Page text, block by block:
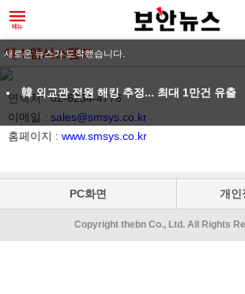
에스엠시스템즈
연락처 : 02-6254-4776
이메일 : sales@smsys.co.kr
홈페이지 : www.smsys.co.kr
PC화면 개인
Copyright thebn Co., Ltd. All Rights
새로운 뉴스가 도착했습니다.
韓 외교관 전원 해킹 추정... 최대 1만건 유출